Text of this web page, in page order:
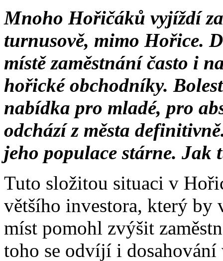
Mnoho Hořičáků vyjíždí
turnusově, mimo Hořice.
místě zaměstnání často i
hořické obchodníky.
nabídka pro mladé, pro
odchází z města
jeho populace stárne. Jak
Tuto složitou situaci v
většího investora, který
míst pomohl zvýšit
toho se odvíjí i